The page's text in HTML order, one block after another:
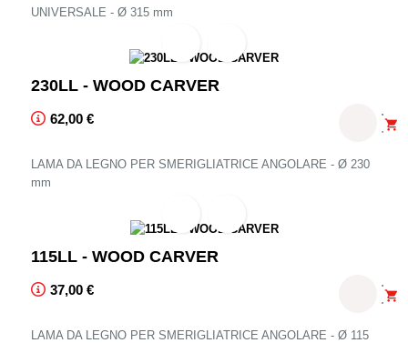
UNIVERSALE - Ø 315 mm
230LL - WOOD CARVER
Prezzo Franco Fabbrica ed IVA esclusa suggerito
62,00 € 
LAMA DA LEGNO PER SMERIGLIATRICE ANGOLARE - Ø 230
mm
115LL - WOOD CARVER
Prezzo Franco Fabbrica ed IVA esclusa suggerito
37,00 € 
LAMA DA LEGNO PER SMERIGLIATRICE ANGOLARE - Ø 115